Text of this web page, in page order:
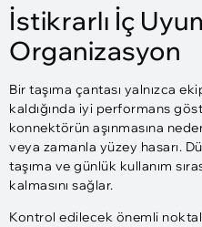
İstikrarlı İç
Organizasyon
Bir taşıma çantası yalnızca
kaldığında iyi performans
konnektörün aşınmasına
veya zamanla yüzey hasarı.
taşıma ve günlük kullanım
kalmasını sağlar.
Kontrol edilecek önemli